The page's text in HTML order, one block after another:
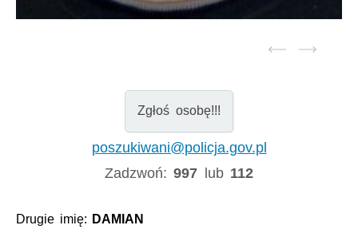
Zgłoś osobę!!!
poszukiwani@policja.gov.pl
Zadzwoń:997 lub 112
Drugie imię: DAMIAN